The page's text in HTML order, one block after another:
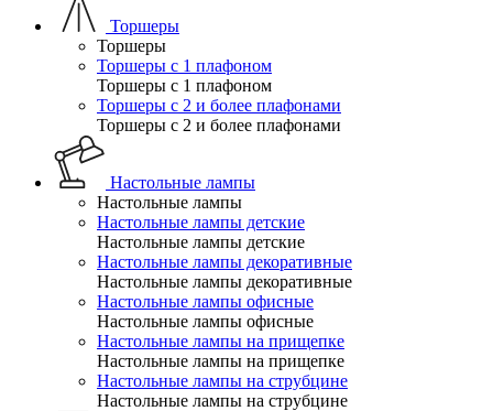
Торшеры
Торшеры
Торшеры с 1 плафоном
Торшеры с 1 плафоном
Торшеры с 2 и более плафонами
Торшеры с 2 и более плафонами
Настольные лампы
Настольные лампы
Настольные лампы детские
Настольные лампы детские
Настольные лампы декоративные
Настольные лампы декоративные
Настольные лампы офисные
Настольные лампы офисные
Настольные лампы на прищепке
Настольные лампы на прищепке
Настольные лампы на струбцине
Настольные лампы на струбцине